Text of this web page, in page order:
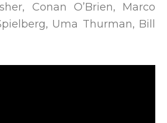
Conan O’Brien, Marco
Uma Thurman, Bill